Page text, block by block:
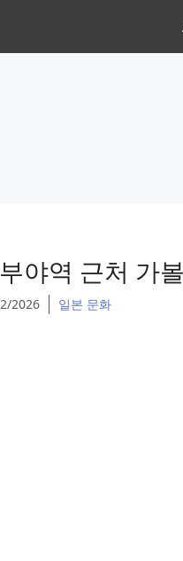
야역 근처 가
2026 일본 문화